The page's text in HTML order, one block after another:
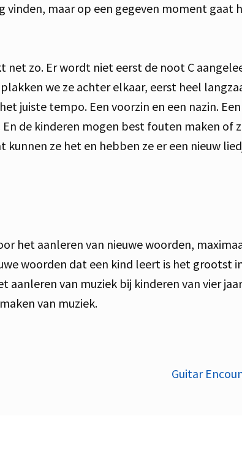
vinden, maar op een gegeven moment gaat
net zo. Er wordt niet eerst de noot C
we ze achter elkaar, eerst heel
juiste tempo. Een voorzin en een nazin.
de kinderen mogen best fouten maken of
ze het en hebben ze er een nieuw
het aanleren van nieuwe woorden,
woorden dat een kind leert is het grootst
aanleren van muziek bij kinderen van vier
van muziek.
Guitar